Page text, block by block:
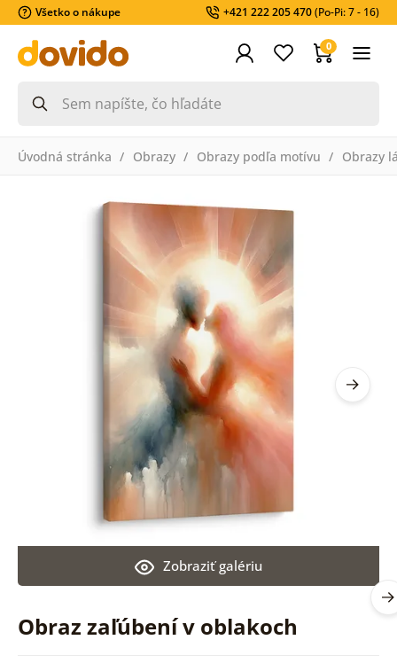
Všetko o nákupe +421 222 205 470(Po-Pi: 7 - 16)
0
Úvodná stránka Obrazy Obrazy podľa motívu Obrazy
Obraz zaľúbení v oblakoch
Zobraziť galériu